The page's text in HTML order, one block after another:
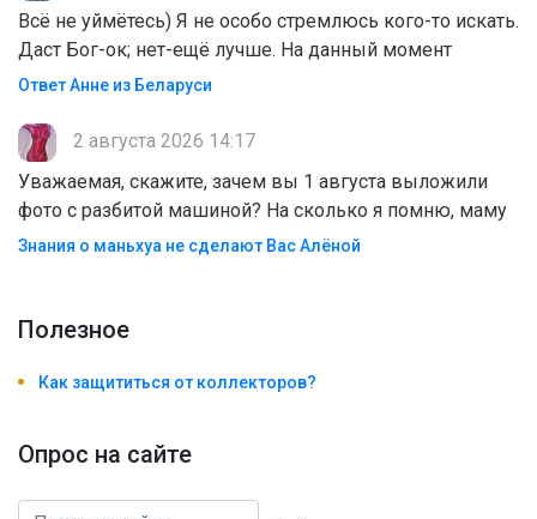
Всё не уймётесь) Я не особо стремлюсь кого-то искать.
Даст Бог-ок; нет-ещё лучше. На данный момент
Ответ Анне из Беларуси
2 августа 2026 14:17
Уважаемая, скажите, зачем вы 1 августа выложили
фото с разбитой машиной? На сколько я помню, маму
Знания о маньхуа не сделают Вас Алëной
Полезноe
Как защититься от коллекторов?
Опрос на сайте